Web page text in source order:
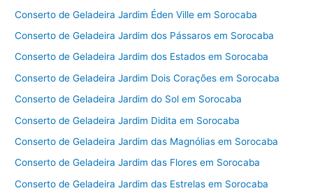
Conserto de Geladeira Jardim Éden Ville em Sorocaba
Conserto de Geladeira Jardim dos Pássaros em Sorocaba
Conserto de Geladeira Jardim dos Estados em Sorocaba
Conserto de Geladeira Jardim Dois Corações em Sorocaba
Conserto de Geladeira Jardim do Sol em Sorocaba
Conserto de Geladeira Jardim Didita em Sorocaba
Conserto de Geladeira Jardim das Magnólias em Sorocaba
Conserto de Geladeira Jardim das Flores em Sorocaba
Conserto de Geladeira Jardim das Estrelas em Sorocaba